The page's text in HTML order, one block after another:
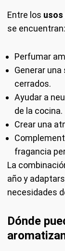
Entre los
se encuentran:
Perfumar
Generar
cerrados.
Ayudar a
de la cocina.
Crear una
fragancia
La
año y
necesidades
Dónde